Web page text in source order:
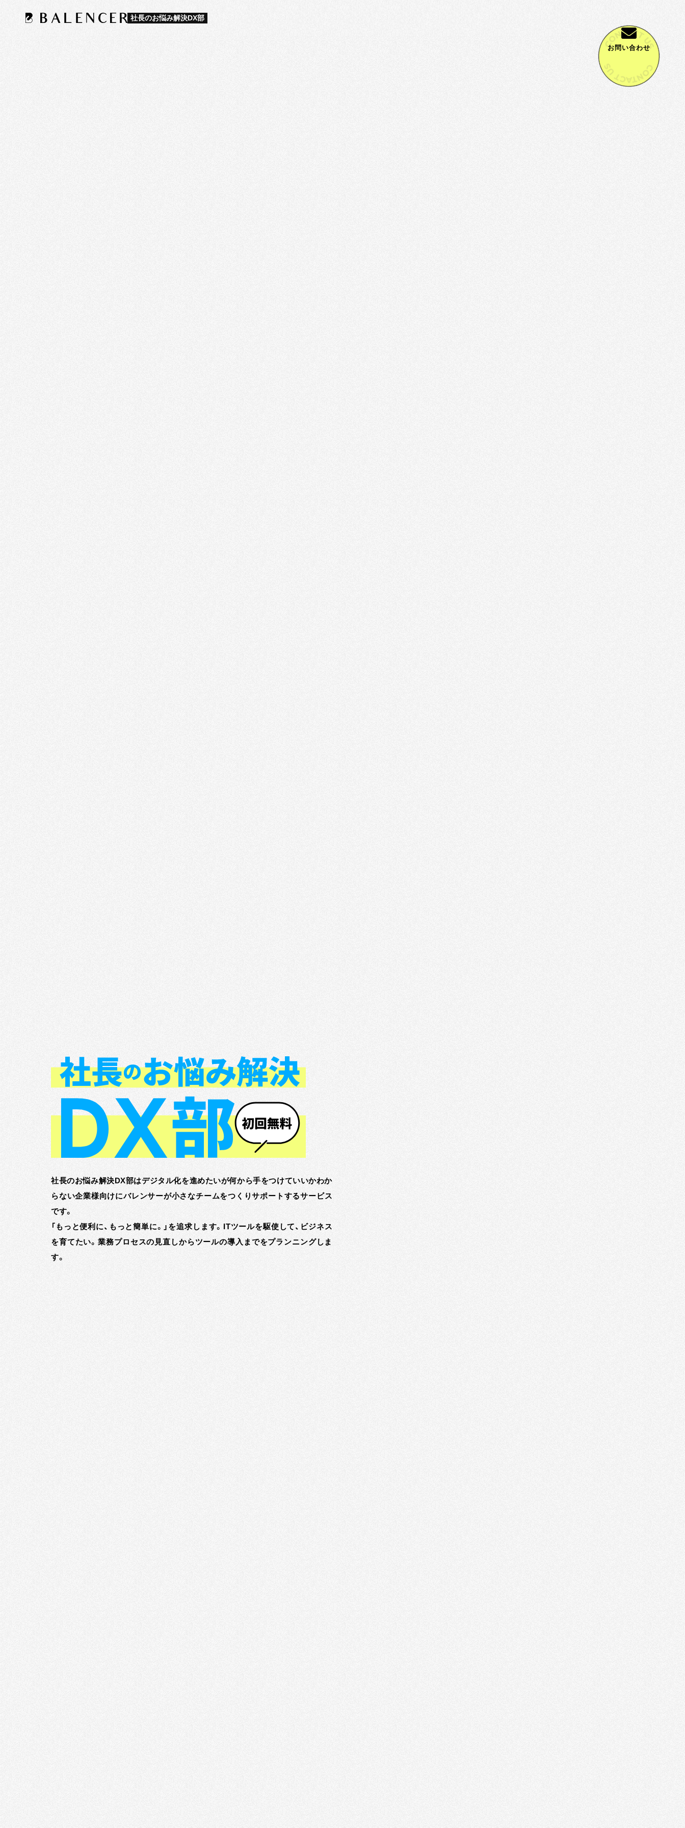
社長のお悩み解決DX部
お問い合わせ
社長のお悩み解決DX部はデジタル化を進めたいが何から手をつけていいかわか
らない企業様向けにバレンサーが小さなチームをつくりサポートするサービス
です。
「もっと便利に、もっと簡単に。」を追求します。ITツールを駆使して、ビジネス
を育てたい。業務プロセスの見直しからツールの導入までをプランニングしま
す。